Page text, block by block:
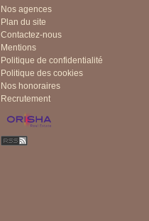
Nos agences
Plan du site
Contactez-nous
Mentions
Politique de confidentialité
Politique des cookies
Nos honoraires
Recrutement